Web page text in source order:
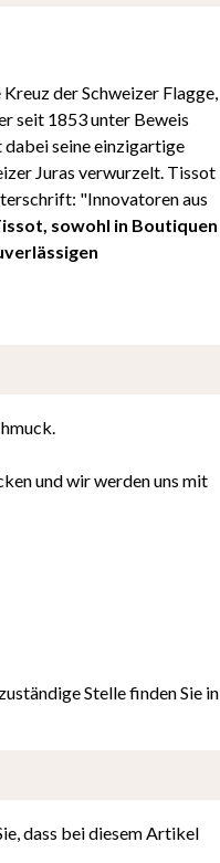
der Schweizer Flagge,
seit 1853 unter Beweis
seine einzigartige
Juras verwurzelt. Tissot
"Innovatoren aus
sowohl in Boutiquen
und wir werden uns mit
Stelle finden Sie in
dass bei diesem Artikel